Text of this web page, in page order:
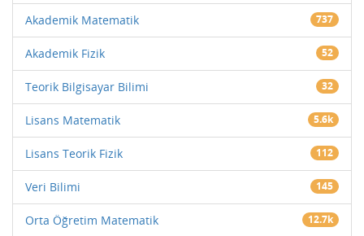
Akademik Matematik 737
Akademik Fizik 52
Teorik Bilgisayar Bilimi 32
Lisans Matematik 5.6k
Lisans Teorik Fizik 112
Veri Bilimi 145
Orta Öğretim Matematik 12.7k